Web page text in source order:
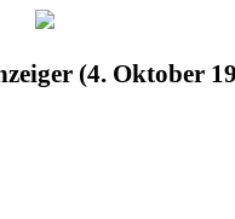
(4. Oktober